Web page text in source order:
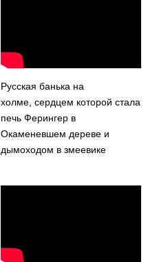
Русская банька на
холме, сердцем которой стала
печь Ферингер в
Окаменевшем дереве и
дымоходом в змеевике